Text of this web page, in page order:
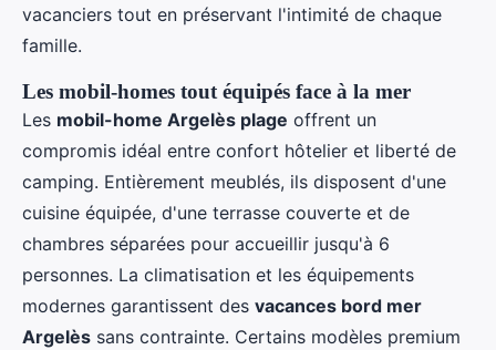
vacanciers tout en préservant l'intimité de chaque
famille.
Les mobil-homes tout équipés face à la mer
Les mobil-home Argelès plage offrent un
compromis idéal entre confort hôtelier et liberté de
camping. Entièrement meublés, ils disposent d'une
cuisine équipée, d'une terrasse couverte et de
chambres séparées pour accueillir jusqu'à 6
personnes. La climatisation et les équipements
modernes garantissent des vacances bord mer
Argelès sans contrainte. Certains modèles premium